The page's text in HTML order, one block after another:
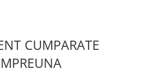
CUMPARATE